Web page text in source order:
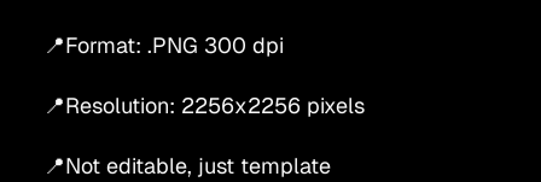
📍Format: .PNG 300 dpi
📍Resolution: 2256x2256 pixels
📍Not editable, just template